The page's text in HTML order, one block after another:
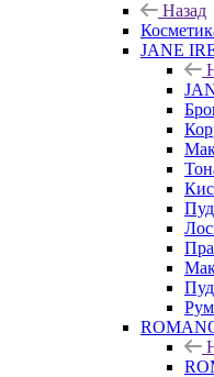
Назад
JANE